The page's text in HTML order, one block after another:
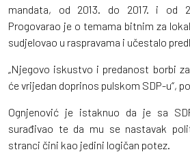
mandata, od 2013. do 2017. i od
Progovarao je o temama bitnim za
sudjelovao u raspravama i učestalo
„Njegovo iskustvo i predanost borbi
će vrijedan doprinos pulskom SDP-u“,
Ognjenović je istaknuo da je sa
surađivao te da mu se nastavak
stranci čini kao jedini logičan potez.